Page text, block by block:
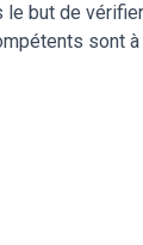
but de
sont